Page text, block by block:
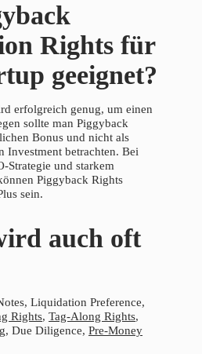
Rights für
geeignet?
erfolgreich genug, um einen
sollte man Piggyback
Bonus und nicht als
Investment betrachten. Bei
Strategie und starkem
Piggyback Rights
sein.
auch oft
Liquidation Preference,
Rights, Tag-Along Rights,
Due Diligence, Pre-Money